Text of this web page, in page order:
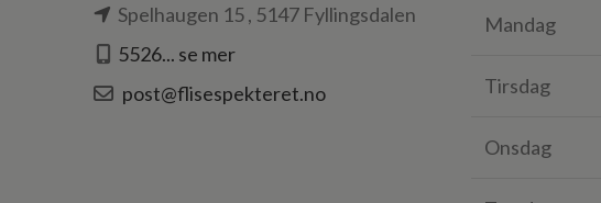
Spelhaugen 15 , 5147 Fyllingsdalen
5526... se mer
post@flisespekteret.no
Mandag
Tirsdag
Onsdag